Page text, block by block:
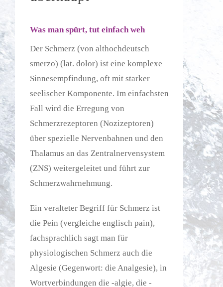
Was man spürt, tut einfach weh
Der Schmerz (von althochdeutsch
smerzo) (lat. dolor) ist eine komplexe
Sinnesempfindung, oft mit starker
seelischer Komponente. Im einfachsten
Fall wird die Erregung von
Schmerzrezeptoren (Nozizeptoren)
über spezielle Nervenbahnen und den
Thalamus an das Zentralnervensystem
(ZNS) weitergeleitet und führt zur
Schmerzwahrnehmung.
Ein veralteter Begriff für Schmerz ist
die Pein (vergleiche englisch pain),
fachsprachlich sagt man für
physiologischen Schmerz auch die
Algesie (Gegenwort: die Analgesie), in
Wortverbindungen die -algie, die -